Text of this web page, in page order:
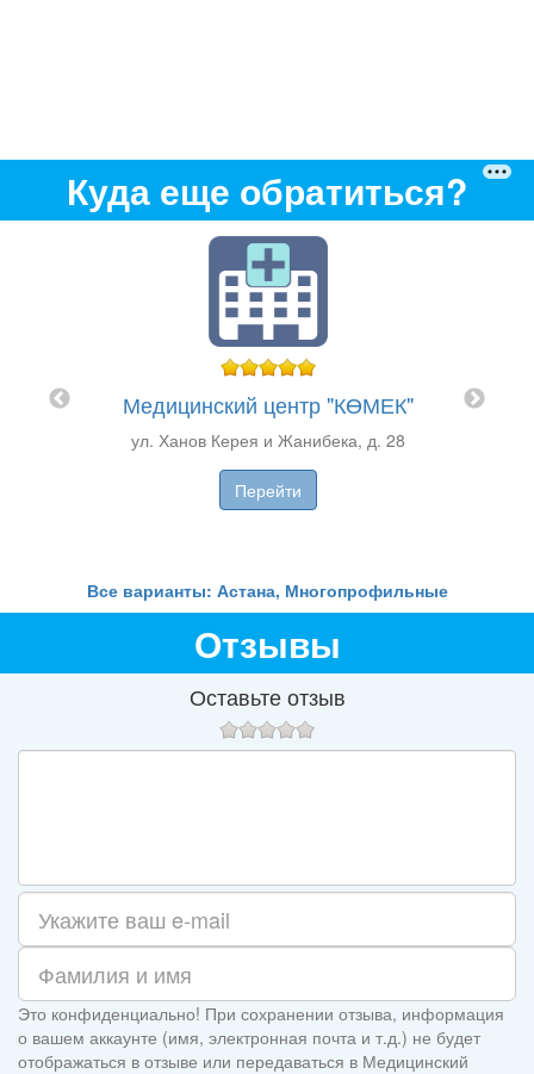
Куда еще обратиться?
Медицинский центр "КӨМЕК"
ул. Ханов ​Керея и Жанибека, д. 28
Перейти
Все варианты: Астана, Многопрофильные
Отзывы
Оставьте отзыв
Это конфиденциально! При сохранении отзыва, информация
о вашем аккаунте (имя, электронная почта и т.д.) не будет
отображаться в отзыве или передаваться в Медицинский